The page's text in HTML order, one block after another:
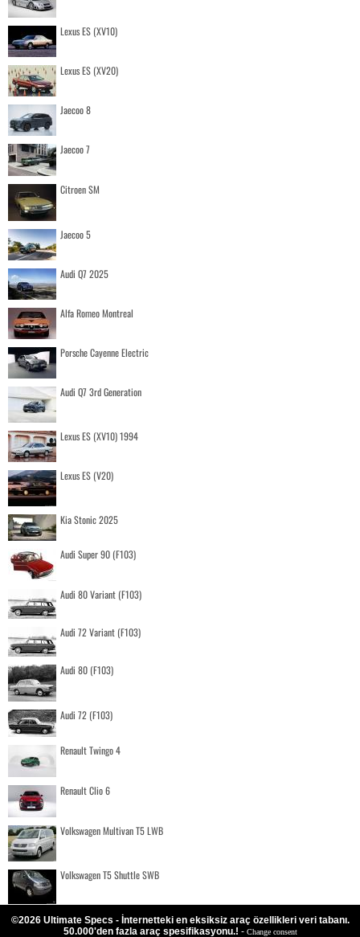
Lexus ES (XV10)
Lexus ES (XV20)
Jaecoo 8
Jaecoo 7
Citroen SM
Jaecoo 5
Audi Q7 2025
Alfa Romeo Montreal
Porsche Cayenne Electric
Audi Q7 3rd Generation
Lexus ES (XV10) 1994
Lexus ES (V20)
Kia Stonic 2025
Audi Super 90 (F103)
Audi 80 Variant (F103)
Audi 72 Variant (F103)
Audi 80 (F103)
Audi 72 (F103)
Renault Twingo 4
Renault Clio 6
Volkswagen Multivan T5 LWB
Volkswagen T5 Shuttle SWB
©2026 Ultimate Specs - İnternetteki en eksiksiz araç özellikleri veri tabanı.
50.000'den fazla araç spesifikasyonu.! - Change consent